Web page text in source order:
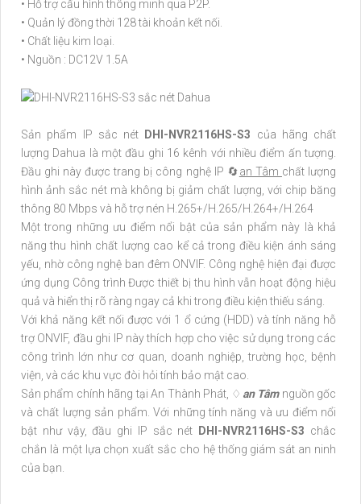
• Hỗ trợ cấu hình thông minh qua P2P.
• Quản lý đồng thời 128 tài khoản kết nối.
• Chất liệu kim loại.
• Nguồn : DC12V 1.5A
Sản phẩm IP sắc nét DHI-NVR2116HS-S3 của hãng chất
lượng Dahua là một đầu ghi 16 kênh với nhiều điểm ấn tượng.
Đầu ghi này được trang bị công nghệ IP 🔄an Tâm chất lượng
hình ảnh sắc nét mà không bị giảm chất lượng, với chip băng
thông 80 Mbps và hỗ trợ nén H.265+/H.265/H.264+/H.264
Một trong những ưu điểm nổi bật của sản phẩm này là khả
năng thu hình chất lượng cao kể cả trong điều kiện ánh sáng
yếu, nhờ công nghệ ban đêm ONVIF. Công nghệ hiện đại được
ứng dụng Công trình Được thiết bị thu hình vẫn hoạt động hiệu
quả và hiển thị rõ ràng ngay cả khi trong điều kiện thiếu sáng.
Với khả năng kết nối được với 1 ổ cứng (HDD) và tính năng hỗ
trợ ONVIF, đầu ghi IP này thích hợp cho việc sử dụng trong các
công trình lớn như cơ quan, doanh nghiệp, trường học, bệnh
viện, và các khu vực đòi hỏi tính bảo mật cao.
Sản phẩm chính hãng tại An Thành Phát, ♢ an Tâm nguồn gốc
và chất lượng sản phẩm. Với những tính năng và ưu điểm nổi
bật như vậy, đầu ghi IP sắc nét
DHI-NVR2116HS-S3 chắc
chắn là một lựa chọn xuất sắc cho hệ thống giám sát an ninh
của bạn.